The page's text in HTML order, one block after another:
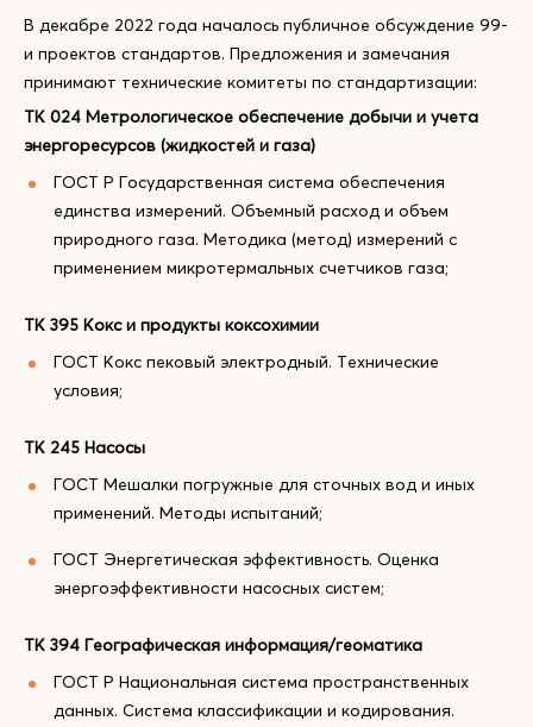
В декабре 2022 года началось публичное обсуждение 99-
и проектов стандартов. Предложения и замечания
принимают технические комитеты по стандартизации:
ТК 024 Метрологическое обеспечение добычи и учета
энергоресурсов (жидкостей и газа)
ГОСТ Р Государственная система обеспечения
единства измерений. Объемный расход и объем
природного газа. Методика (метод) измерений с
применением микротермальных счетчиков газа;
ТК 395 Кокс и продукты коксохимии
ГОСТ Кокс пековый электродный. Технические
условия;
ТК 245 Насосы
ГОСТ Мешалки погружные для сточных вод и иных
применений. Методы испытаний;
ГОСТ Энергетическая эффективность. Оценка
энергоэффективности насосных систем;
ТК 394 Географическая информация/геоматика
ГОСТ Р Национальная система пространственных
данных. Система классификации и кодирования.